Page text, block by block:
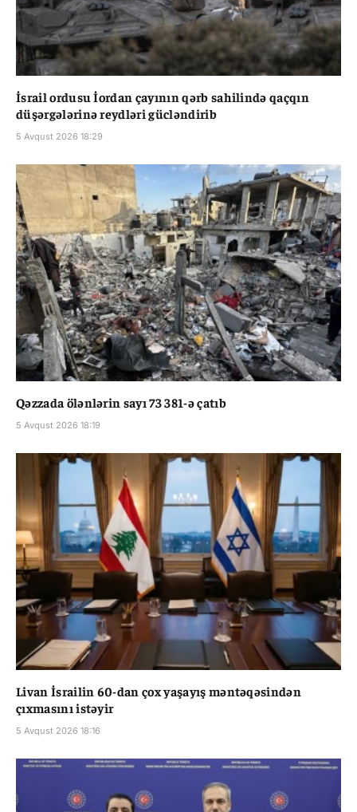
İsrail ordusu İordan çayının qərb sahilində qaçqın
düşərgələrinə reydləri gücləndirib
5 Avqust 2026 18:29
Qəzzada ölənlərin sayı 73 381-ə çatıb
5 Avqust 2026 18:19
Livan İsrailin 60-dan çox yaşayış məntəqəsindən
çıxmasını istəyir
5 Avqust 2026 18:16